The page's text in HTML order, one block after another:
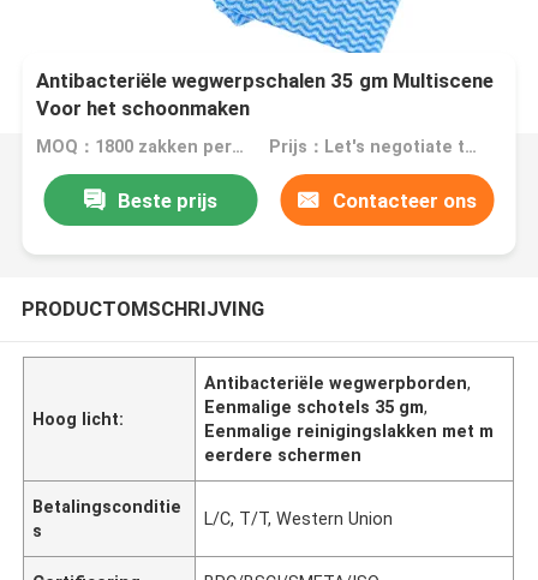
Antibacteriële wegwerpschalen 35 gm Multiscene
Voor het schoonmaken
MOQ：1800 zakken per kleur Prijs：Let's negotiate the price
Beste prijs Contacteer ons
PRODUCTOMSCHRIJVING
Hoog licht:
Antibacteriële wegwerpborden,
Eenmalige schotels 35 gm,
Eenmalige reinigingslakken met m
eerdere schermen
Betalingsconditie
s
L/C, T/T, Western Union